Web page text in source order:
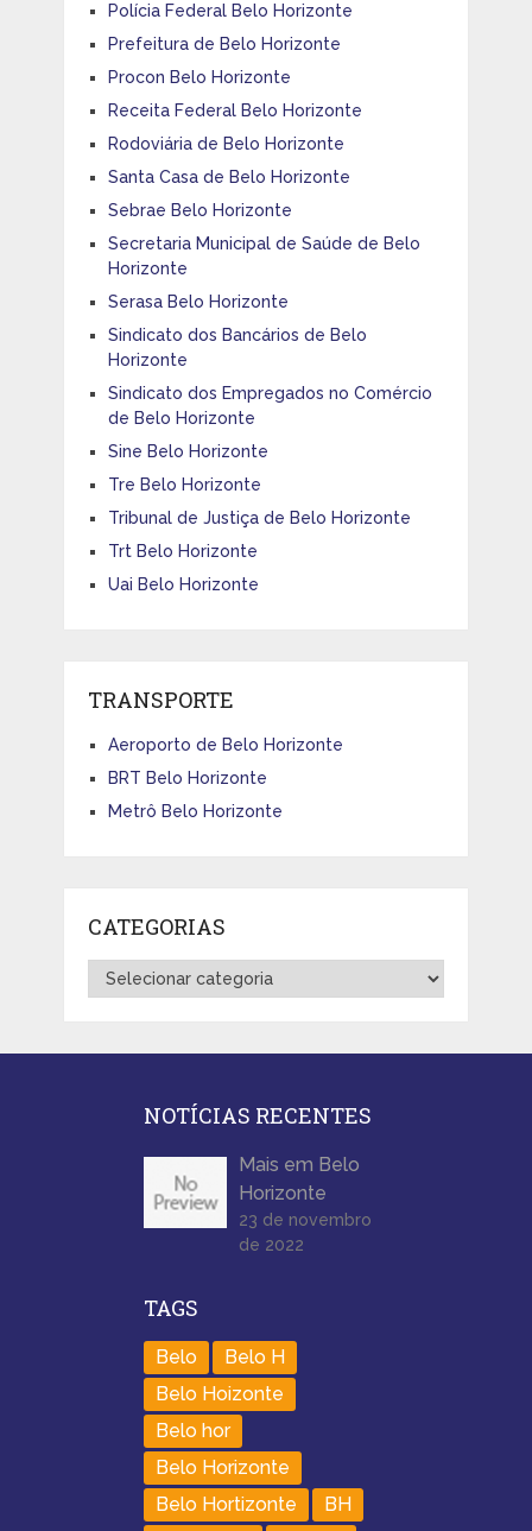
Polícia Federal Belo Horizonte
Prefeitura de Belo Horizonte
Procon Belo Horizonte
Receita Federal Belo Horizonte
Rodoviária de Belo Horizonte
Santa Casa de Belo Horizonte
Sebrae Belo Horizonte
Secretaria Municipal de Saúde de Belo
Horizonte
Serasa Belo Horizonte
Sindicato dos Bancários de Belo
Horizonte
Sindicato dos Empregados no Comércio
de Belo Horizonte
Sine Belo Horizonte
Tre Belo Horizonte
Tribunal de Justiça de Belo Horizonte
Trt Belo Horizonte
Uai Belo Horizonte
TRANSPORTE
Aeroporto de Belo Horizonte
BRT Belo Horizonte
Metrô Belo Horizonte
CATEGORIAS
Categorias
NOTÍCIAS RECENTES
Mais em Belo
Horizonte
23 de novembro
de 2022
TAGS
Belo
Belo H
Belo Hoizonte
Belo hor
Belo Horizonte
Belo Hortizonte
BH